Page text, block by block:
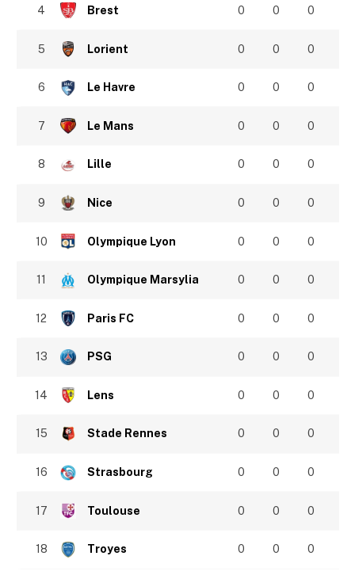
4 Brest 0 0 0
5 Lorient 0 0 0
6 Le Havre 0 0 0
7 Le Mans 0 0 0
8 Lille 0 0 0
9 Nice 0 0 0
10 Olympique Lyon 0 0 0
11 Olympique Marsylia 0 0 0
12 Paris FC 0 0 0
13 PSG 0 0 0
14 Lens 0 0 0
15 Stade Rennes 0 0 0
16 Strasbourg 0 0 0
17 Toulouse 0 0 0
18 Troyes 0 0 0